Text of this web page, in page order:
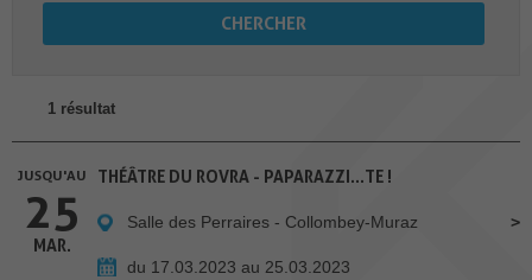
1 résultat
JUSQU'AU
25
MAR.
THÉÂTRE DU ROVRA - PAPARAZZI...TE !
Salle des Perraires - Collombey-Muraz
du 17.03.2023 au 25.03.2023